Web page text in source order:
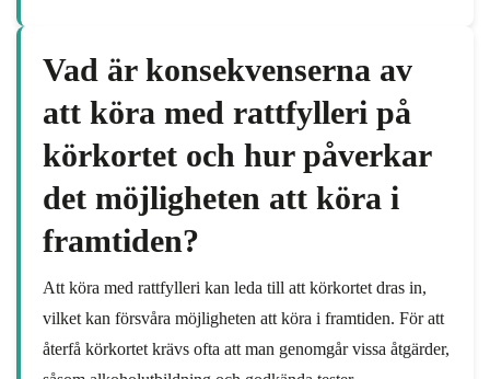
Vad är konsekvenserna av
att köra med rattfylleri på
körkortet och hur påverkar
det möjligheten att köra i
framtiden?
Att köra med rattfylleri kan leda till att körkortet dras in,
vilket kan försvåra möjligheten att köra i framtiden. För att
återfå körkortet krävs ofta att man genomgår vissa åtgärder,